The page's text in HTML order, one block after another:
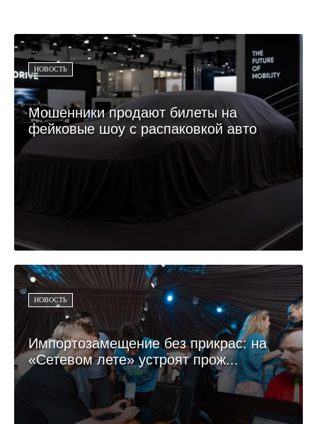
НОВОСТЬ
Мошенники продают билеты на
фейковые шоу с распаковкой авто
НОВОСТЬ
Импортозамещение без прикрас: на
«Сетевом лете» устроят прож...